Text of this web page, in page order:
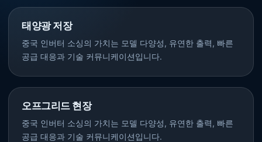
태양광 저장
중국 인버터 소싱의 가치는 모델 다양성, 유연한 출력, 빠른
공급 대응과 기술 커뮤니케이션입니다.
오프그리드 현장
중국 인버터 소싱의 가치는 모델 다양성, 유연한 출력, 빠른
공급 대응과 기술 커뮤니케이션입니다.